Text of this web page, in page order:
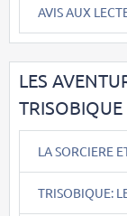
AVIS AUX
LES
TRISOBIQUE
LA SORCIERE
TRISOBIQUE: